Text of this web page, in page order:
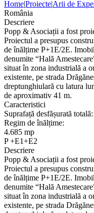
Home|Proiecte|Arii de
România
Descriere
Popp & Asociații a fost
Proiectul a presupus
de înălțime P+1E/2E.
denumite “Hală
situat în zona industrială a
existente, pe strada
dreptunghiulară cu latura
de aproximativ 41 m.
Caracteristici
Suprafață desfășurată totală:
Regim de înălțime:
4.685 mp
P +E1+E2
Descriere
Popp & Asociații a fost
Proiectul a presupus
de înălțime P+1E/2E.
denumite “Hală
situat în zona industrială a
existente, pe strada